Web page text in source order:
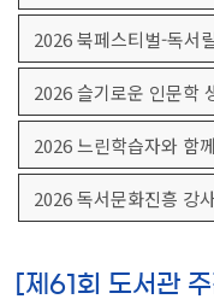
2026 북페스티벌-독서
2026 슬기로운 인문학
2026 느린학습자와 함
2026 독서문화진흥 강
[제61회 도서관